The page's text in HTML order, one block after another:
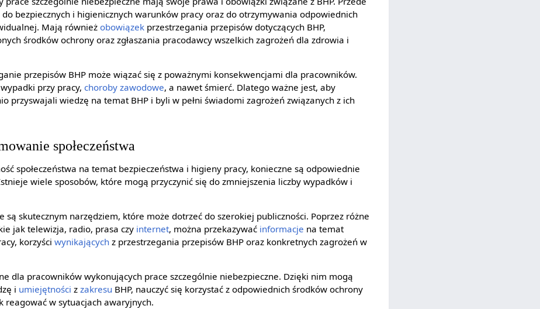
do bezpiecznych i higienicznych warunków pracy oraz do otrzymywania odpowiednich
Mają równieżobowiązek przestrzegania przepisów dotyczących BHP,
środków ochrony oraz zgłaszania pracodawcy wszelkich zagrożeń dla zdrowia i
przepisów BHP może wiązać się z poważnymi konsekwencjami dla pracowników.
przy pracy,choroby zawodowe, a nawet śmierć. Dlatego ważne jest, aby
przyswajali wiedzę na temat BHP i byli w pełni świadomi zagrożeń związanych z ich
społeczeństwa
społeczeństwa na temat bezpieczeństwa i higieny pracy, konieczne są odpowiednie
wiele sposobów, które mogą przyczynić się do zmniejszenia liczby wypadków i
są skutecznym narzędziem, które może dotrzeć do szerokiej publiczności. Poprzez różne
jak telewizja, radio, prasa czy internet, można przekazywać informacje na temat
korzyściwynikających z przestrzegania przepisów BHP oraz konkretnych zagrożeń w
dla pracowników wykonujących prace szczególnie niebezpieczne. Dzięki nim mogą
i umiejętności zzakresu BHP, nauczyć się korzystać z odpowiednich środków ochrony
reagować w sytuacjach awaryjnych.